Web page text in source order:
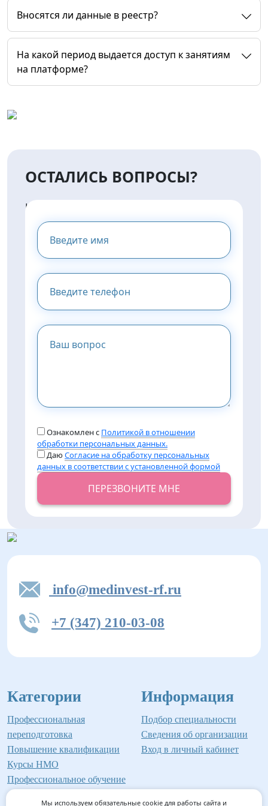
Вносятся ли данные в реестр?
На какой период выдается доступ к занятиям
на платформе?
ОСТАЛИСЬ ВОПРОСЫ?
НАПИШИТЕ НАМ И МЫ
ПРЕДОСТАВИМ ВАМ
КОНСУЛЬТАЦИЮ
Ознакомлен с Политикой в отношении
обработки персональных данных.
ДаюСогласие на обработку персональных
данных в соответствии с установленной формой
ПЕРЕЗВОНИТЕ МНЕ
info@medinvest-rf.ru
+7 (347) 210-03-08
Категории
Профессиональная
переподготовка
Повышение квалификации
Курсы НМО
Профессиональное обучение
Информация
Подбор специальности
Сведения об организации
Вход в личный кабинет
Мы используем обязательные cookie для работы сайта и